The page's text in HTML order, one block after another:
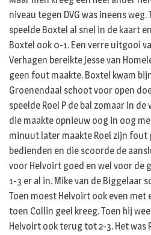
niveau tegen DVG was ineens
speelde Boxtel al snel in de kaart
Boxtel ook 0-1. Een verre uitgooi
Verhagen bereikte Jesse van
geen fout maakte. Boxtel kwam
Groenendaal schoot voor open
speelde Roel P de bal zomaar in
die maakte opnieuw oog in oog
minuut later maakte Roel zijn fout
bedienden en die scoorde de
voor Helvoirt goed en wel voor de
1-3 er al in. Mike van de Biggelaar
Toen moest Helvoirt ook even met
toen Collin geel kreeg. Toen hij
Helvoirt ook terug tot 2-3. Het was